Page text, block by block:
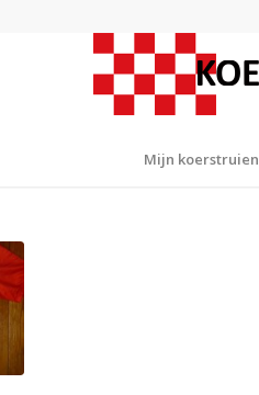
Mijn koerstruien